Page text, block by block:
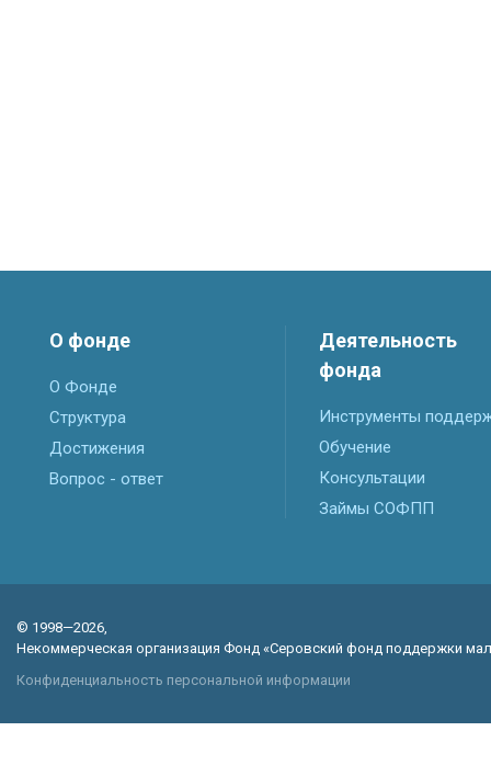
О фонде
О Фонде
Структура
Достижения
Вопрос - ответ
Деятельность
фонда
Инструменты
Обучение
Консультации
Займы СОФПП
© 1998—2026,
Некоммерческая организация Фонд «Серовский фонд поддержки
Конфиденциальность персональной информации